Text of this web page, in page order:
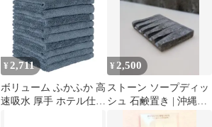
ニング キャンプ アウト
ドア メンズ レディース
¥ 2,711
ボリューム ふかふか 高
速吸水 厚手 ホテル仕様
¥ 2,500
ストーン ソープディッ
シュ 石鹸置き | 沖縄の
砂入りモルタル雑貨